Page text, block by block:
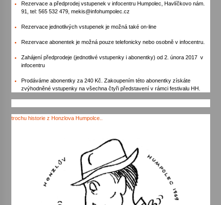
Letní koncerty ve Stromovce: Rufus Miller
22. 7. 2026
Vysočinka
14. 7. 2026
Za kulturou kousek za Humpolec. V Želivě ožije
odkaz Josefa Čapka
13. 7. 2026
Varhanní recitál Michala Novenka v Klášteře
Rezervace a předprodej vstupenek v infocentru Humpolec, Havlíčkovo nám.
91, tel: 565 532 479, mekis@infohumpolec.cz
Rezervace jednotlivých vstupenek je možná také on-line
Rezervace abonentek je možná pouze telefonicky nebo osobně v infocentru.
Zahájení předprodeje (jednotlivé vstupenky i abonentky) od 2. února 2017 v
infocentru
Prodáváme abonentky za 240 Kč. Zakoupením této abonentky získáte
zvýhodněné vstupenky na všechna čtyři představení v rámci festivalu HH.
trochu historie z Honzlova Humpolce..